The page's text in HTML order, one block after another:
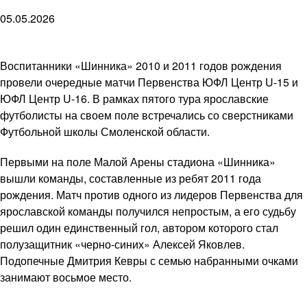
05.05.2026
Воспитанники «Шинника» 2010 и 2011 годов рождения
провели очередные матчи Первенства ЮФЛ Центр U-15 и
ЮФЛ Центр U-16. В рамках пятого тура ярославские
футболисты на своем поле встречались со сверстниками
Футбольной школы Смоленской области.
Первыми на поле Малой Арены стадиона «Шинника»
вышли команды, составленные из ребят 2011 года
рождения. Матч против одного из лидеров Первенства для
ярославской команды получился непростым, а его судьбу
решил один единственный гол, автором которого стал
полузащитник «черно-синих» Алексей Яковлев.
Подопечные Дмитрия Кевры с семью набранными очками
занимают восьмое место.